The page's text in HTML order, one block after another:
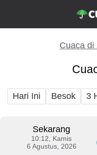
Cuaca di
Hari Ini Besok 3
Sekarang
10:12, Kamis
6 Agustus, 2026